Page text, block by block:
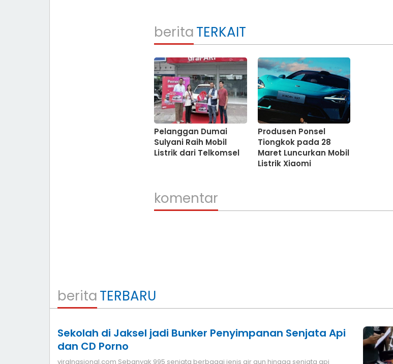
beritaTERKAIT
Pelanggan Dumai
Sulyani Raih Mobil
Listrik dari Telkomsel
Produsen Ponsel
Tiongkok pada 28
Maret Luncurkan Mobil
Listrik Xiaomi
komentar
beritaTERBARU
Sekolah di Jaksel jadi Bunker Penyimpanan Senjata Api
dan CD Porno
viralnasional.com Sebanyak 995 senjata berbagai jenis air gun hingga senjata api